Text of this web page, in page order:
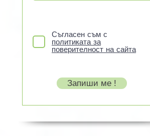
Съгласен съм с
политиката за
поверителност на сайта
Запиши ме !